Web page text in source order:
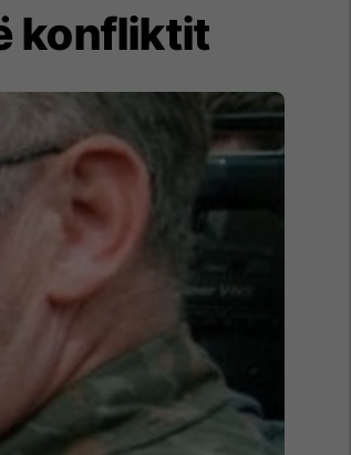
konfliktit